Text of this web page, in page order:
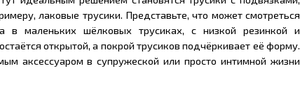
лаковые трусики. Представьте, что может смотреться
в маленьких шёлковых трусиках, с низкой резинкой и
открытой, а покрой трусиков подчёркивает её форму.
аксессуаром в супружеской или просто интимной жизни